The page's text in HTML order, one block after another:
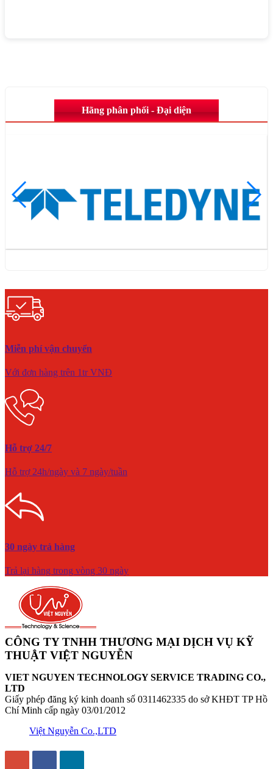
Hãng phân phối - Đại diện
Miễn phí vận chuyển
Với đơn hàng trên 1tr VNĐ
Hỗ trợ 24/7
Hỗ trợ 24h/ngày và 7 ngày/tuần
30 ngày trả hàng
Trả lại hàng trong vòng 30 ngày
CÔNG TY TNHH THƯƠNG MẠI DỊCH VỤ KỸ
THUẬT VIỆT NGUYỄN
VIET NGUYEN TECHNOLOGY SERVICE TRADING CO.,
LTD
Giấy phép đăng ký kinh doanh số 0311462335 do sở KHĐT TP Hồ
Chí Minh cấp ngày 03/01/2012
Việt Nguyễn Co.,LTD